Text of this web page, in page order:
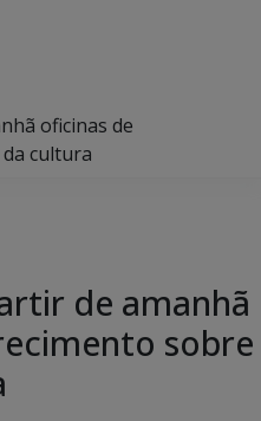
oficinas de
cultura
de amanhã
sobre